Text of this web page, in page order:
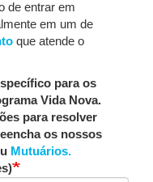
de entrar em
em um de
que atende o
para os
Vida Nova.
para resolver
os nossos
Mutuários.